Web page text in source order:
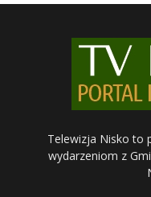
Telewizja Nisko to
wydarzeniom z